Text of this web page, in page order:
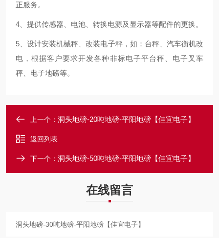
正服务。
4、提供传感器、电池、转换电源及显示器等配件的更换。
5、设计安装机械秤、改装电子秤，如：台秤、汽车衡机改
电，根据客户要求开发各种非标电子平台秤、电子叉车
秤、电子地磅等。
上一个： 洞头地磅-20吨地磅-平阳地磅【佳宜电子】
返回列表
下一个： 洞头地磅-50吨地磅-平阳地磅【佳宜电子】
在线留言